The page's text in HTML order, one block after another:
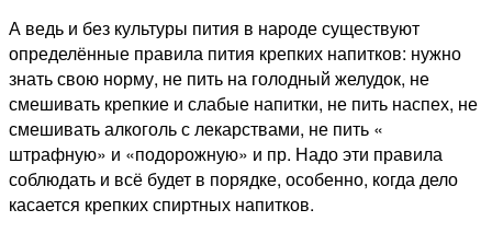
А ведь и без культуры пития в народе существуют
определённые правила пития крепких напитков: нужно
знать свою норму, не пить на голодный желудок, не
смешивать крепкие и слабые напитки, не пить наспех, не
смешивать алкоголь с лекарствами, не пить «
штрафную» и «подорожную» и пр. Надо эти правила
соблюдать и всё будет в порядке, особенно, когда дело
касается крепких спиртных напитков.